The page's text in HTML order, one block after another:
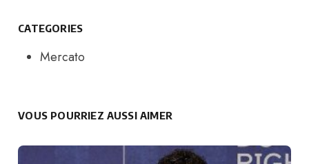
CATEGORIES
Mercato
VOUS POURRIEZ AUSSI AIMER